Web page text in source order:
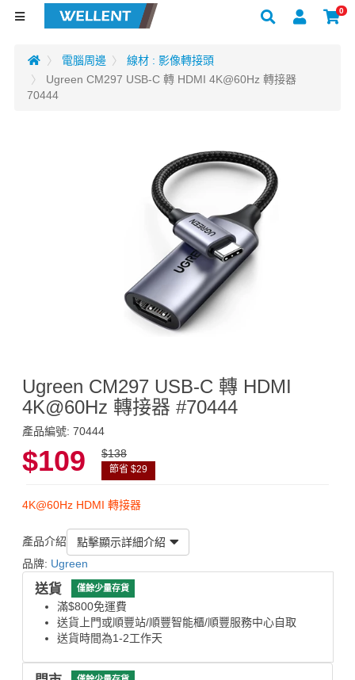
0
電腦周邊
線材 : 影像轉接頭
Ugreen CM297 USB-C 轉 HDMI 4K@60Hz 轉接器
70444
Ugreen CM297 USB-C 轉 HDMI
4K@60Hz 轉接器 #70444
產品編號: 70444
$109 $138
節省 $29
4K@60Hz HDMI 轉接器
產品介紹
點擊顯示詳細介紹
品牌: Ugreen
送貨 僅餘少量存貨
滿$800免運費
送貨上門或順豐站/順豐智能櫃/順豐服務中心自取
送貨時間為1-2工作天